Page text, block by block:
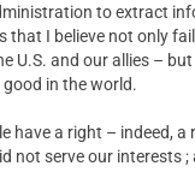
to extract
I believe not only
U.S. and our allies –
in the world.
have a right – indeed,
not serve our